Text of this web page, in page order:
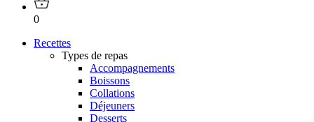
0
Recettes
Types de repas
Accompagnements
Boissons
Collations
Déjeuners
Desserts